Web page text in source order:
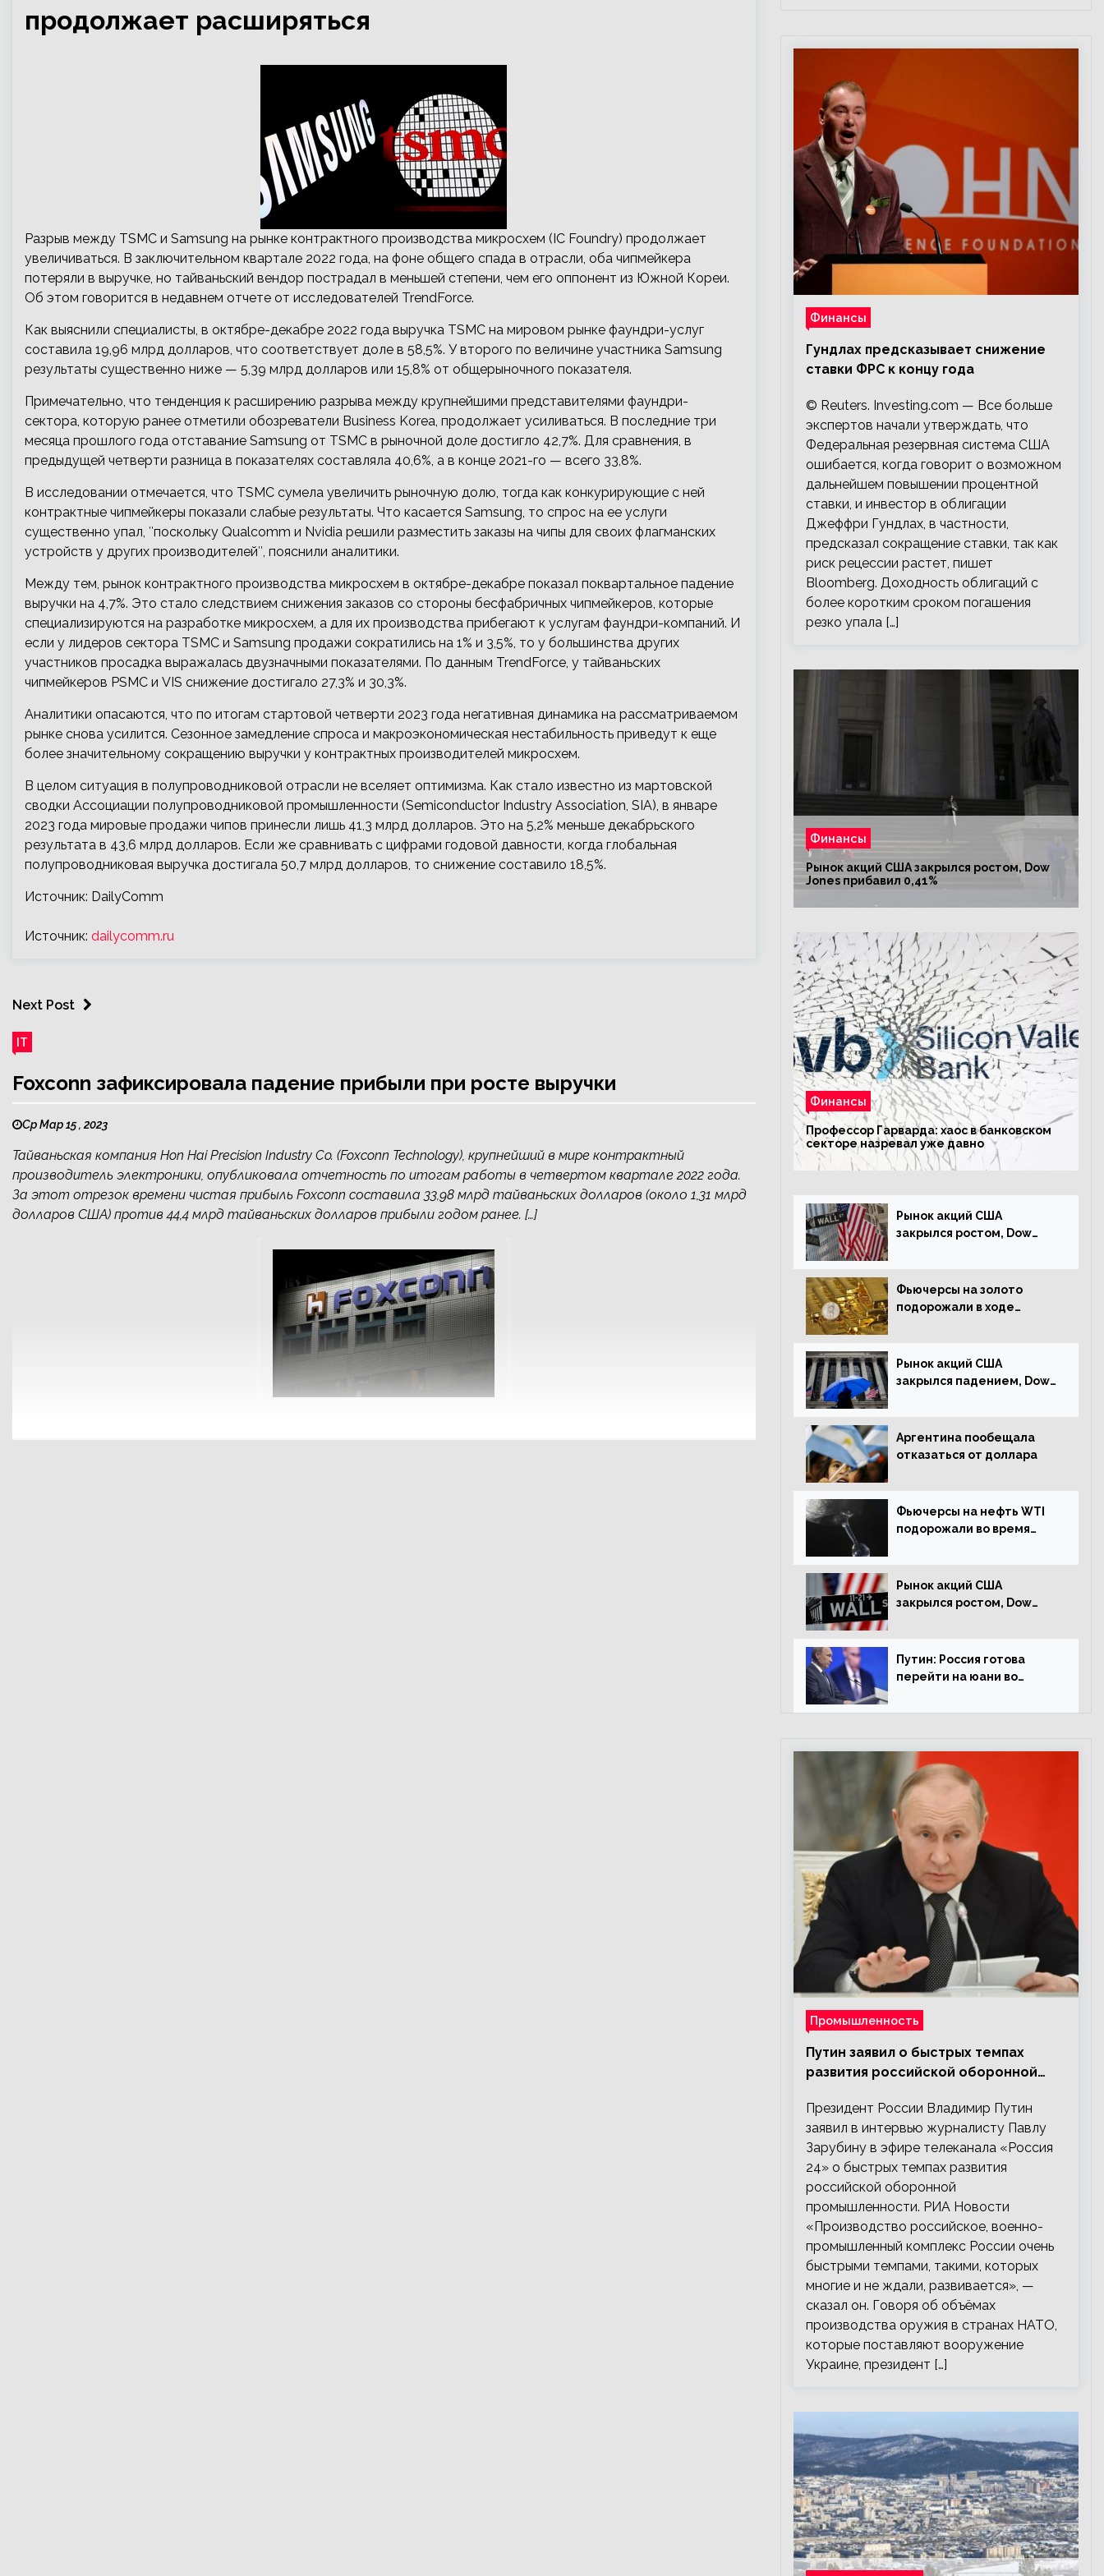
продолжает расширяться
Разрыв между TSMC и Samsung на рынке контрактного производства микросхем (IC Foundry) продолжает
увеличиваться. В заключительном квартале 2022 года, на фоне общего спада в отрасли, оба чипмейкера
потеряли в выручке, но тайваньский вендор пострадал в меньшей степени, чем его оппонент из Южной Кореи.
Об этом говорится в недавнем отчете от исследователей TrendForce.
Как выяснили специалисты, в октябре-декабре 2022 года выручка TSMC на мировом рынке фаундри-услуг
составила 19,96 млрд долларов, что соответствует доле в 58,5%. У второго по величине участника Samsung
результаты существенно ниже — 5,39 млрд долларов или 15,8% от общерыночного показателя.
Примечательно, что тенденция к расширению разрыва между крупнейшими представителями фаундри-
сектора, которую ранее отметили обозреватели Business Korea, продолжает усиливаться. В последние три
месяца прошлого года отставание Samsung от TSMC в рыночной доле достигло 42,7%. Для сравнения, в
предыдущей четверти разница в показателях составляла 40,6%, а в конце 2021-го — всего 33,8%.
В исследовании отмечается, что TSMC сумела увеличить рыночную долю, тогда как конкурирующие с ней
контрактные чипмейкеры показали слабые результаты. Что касается Samsung, то спрос на ее услуги
существенно упал, ″поскольку Qualcomm и Nvidia решили разместить заказы на чипы для своих флагманских
устройств у других производителей″, пояснили аналитики.
Между тем, рынок контрактного производства микросхем в октябре-декабре показал поквартальное падение
выручки на 4,7%. Это стало следствием снижения заказов со стороны бесфабричных чипмейкеров, которые
специализируются на разработке микросхем, а для их производства прибегают к услугам фаундри-компаний. И
если у лидеров сектора TSMC и Samsung продажи сократились на 1% и 3,5%, то у большинства других
участников просадка выражалась двузначными показателями. По данным TrendForce, у тайваньских
чипмейкеров PSMC и VIS снижение достигало 27,3% и 30,3%.
Аналитики опасаются, что по итогам стартовой четверти 2023 года негативная динамика на рассматриваемом
рынке снова усилится. Сезонное замедление спроса и макроэкономическая нестабильность приведут к еще
более значительному сокращению выручки у контрактных производителей микросхем.
В целом ситуация в полупроводниковой отрасли не вселяет оптимизма. Как стало известно из мартовской
сводки Ассоциации полупроводниковой промышленности (Semiconductor Industry Association, SIA), в январе
2023 года мировые продажи чипов принесли лишь 41,3 млрд долларов. Это на 5,2% меньше декабрьского
результата в 43,6 млрд долларов. Если же сравнивать с цифрами годовой давности, когда глобальная
полупроводниковая выручка достигала 50,7 млрд долларов, то снижение составило 18,5%.
Источник: DailyComm
Источник: dailycomm.ru
Next Post
IT
Foxconn зафиксировала падение прибыли при росте выручки
Ср Мар 15 , 2023
Тайваньская компания Hon Hai Precision Industry Co. (Foxconn Technology), крупнейший в мире контрактный
производитель электроники, опубликовала отчетность по итогам работы в четвертом квартале 2022 года.
За этот отрезок времени чистая прибыль Foxconn составила 33,98 млрд тайваньских долларов (около 1,31 млрд
долларов США) против 44,4 млрд тайваньских долларов прибыли годом ранее. […]
Финансы
Гундлах предсказывает снижение
ставки ФРС к концу года
© Reuters. Investing.com — Все больше
экспертов начали утверждать, что
Федеральная резервная система США
ошибается, когда говорит о возможном
дальнейшем повышении процентной
ставки, и инвестор в облигации
Джеффри Гундлах, в частности,
предсказал сокращение ставки, так как
риск рецессии растет, пишет
Bloomberg. Доходность облигаций с
более коротким сроком погашения
резко упала […]
Финансы
Рынок акций США закрылся ростом, Dow
Jones прибавил 0,41%
Финансы
Профессор Гарварда: хаос в банковском
секторе назревал уже давно
Рынок акций США
закрылся ростом, Dow
Фьючерсы на золото
подорожали в ходе
Рынок акций США
закрылся падением, Dow
Аргентина пообещала
отказаться от доллара
Фьючерсы на нефть WTI
подорожали во время
Рынок акций США
закрылся ростом, Dow
Путин: Россия готова
перейти на юани во
Промышленность
Путин заявил о быстрых темпах
развития российской оборонной
Президент России Владимир Путин
заявил в интервью журналисту Павлу
Зарубину в эфире телеканала «Россия
24» о быстрых темпах развития
российской оборонной
промышленности. РИА Новости
«Производство российское, военно-
промышленный комплекс России очень
быстрыми темпами, такими, которых
многие и не ждали, развивается», —
сказал он. Говоря об объёмах
производства оружия в странах НАТО,
которые поставляют вооружение
Украине, президент […]